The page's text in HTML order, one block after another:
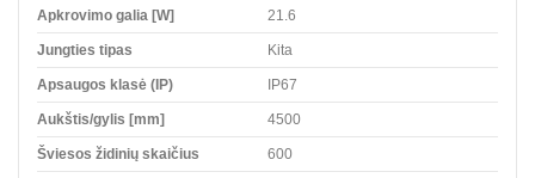
Apkrovimo galia [W] 21.6
Jungties tipas Kita
Apsaugos klasė (IP) IP67
Aukštis/gylis [mm] 4500
Šviesos židinių skaičius 600